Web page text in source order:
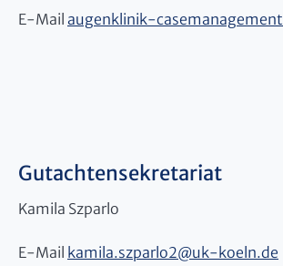
E-Mail augenklinik-casemanagement
Gutachtensekretariat
Kamila Szparlo
E-Mail kamila.szparlo2@uk-koeln.de